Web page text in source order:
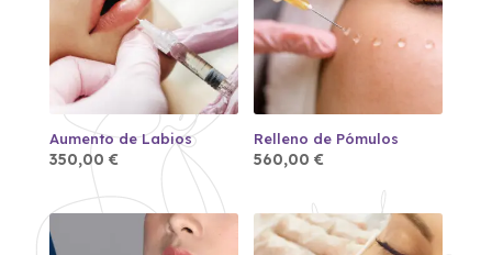
Aumento de Labios
350,00 €
Relleno de Pómulos
560,00€